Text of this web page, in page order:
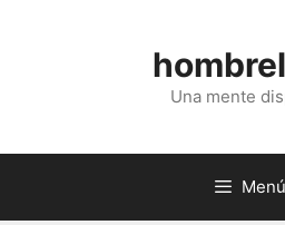
Una mente
Menú